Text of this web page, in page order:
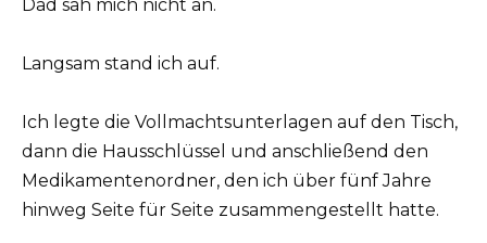
Dad sah mich nicht an.
Langsam stand ich auf.
Ich legte die Vollmachtsunterlagen auf den Tisch,
dann die Hausschlüssel und anschließend den
Medikamentenordner, den ich über fünf Jahre
hinweg Seite für Seite zusammengestellt hatte.